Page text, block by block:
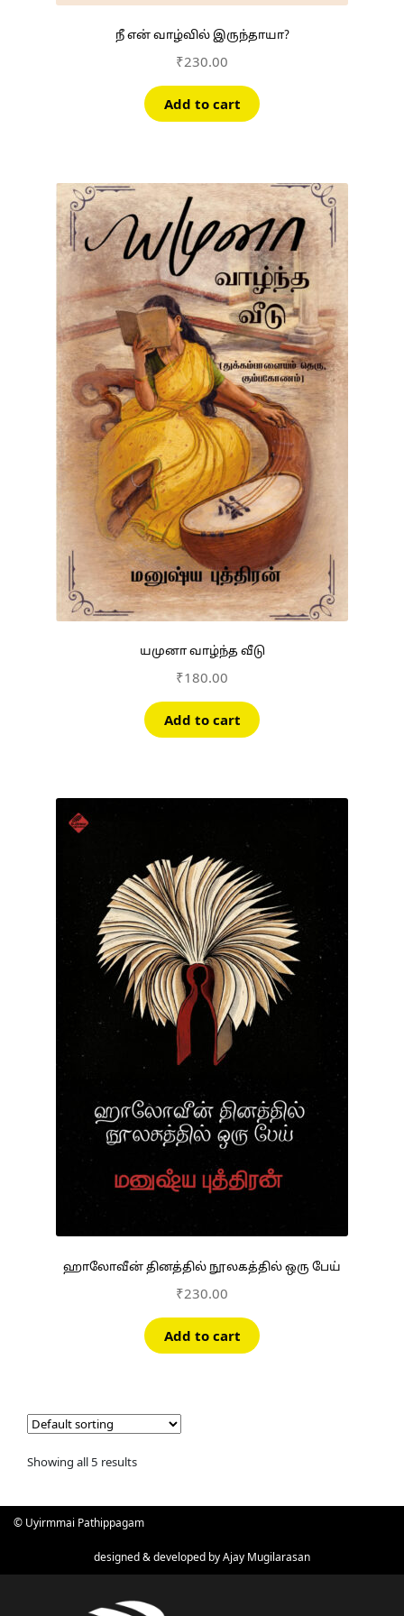
நீ என் வாழ்வில் இருந்தாயா?
₹230.00
Add to cart
யமுனா வாழ்ந்த வீடு
₹180.00
Add to cart
ஹாலோவீன் தினத்தில் நூலகத்தில் ஒரு பேய்
₹230.00
Add to cart
Showing all 5 results
© Uyirmmai Pathippagam
designed & developed byAjay Mugilarasan